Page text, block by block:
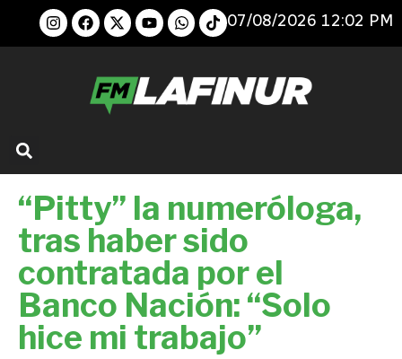
07/08/2026 12:02 PM
“Pitty” la numeróloga,
tras haber sido
contratada por el
Banco Nación: “Solo
hice mi trabajo”